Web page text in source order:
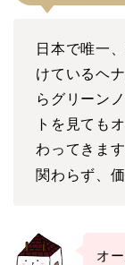
日本で唯一
けているヘ
らグリーン
トを見ても
わってきます
関わらず、
オ